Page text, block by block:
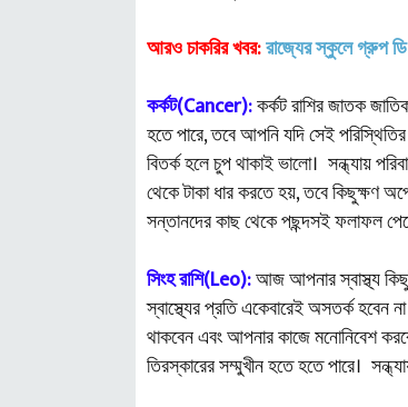
আরও চাকরির খবর:রাজ্যের স্কুলে গ্রুপ
কর্কট(Cancer):কর্কট রাশির জাতক
হতে পারে, তবে আপনি যদি সেই
বিতর্ক হলে চুপ থাকাই ভালো। সন্ধ্যায়
থেকে টাকা ধার করতে হয়, তবে
সন্তানদের কাছ থেকে পছন্দসই ফলাফল
সিংহ রাশি(Leo):আজ আপনার স্বাস্থ্য
স্বাস্থ্যের প্রতি একেবারেই অসতর্ক
থাকবেন এবং আপনার কাজে মনোনিবেশ
তিরস্কারের সম্মুখীন হতে হতে পারে।